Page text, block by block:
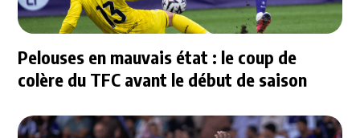
Pelouses en mauvais état : le coup de
colère du TFC avant le début de saison